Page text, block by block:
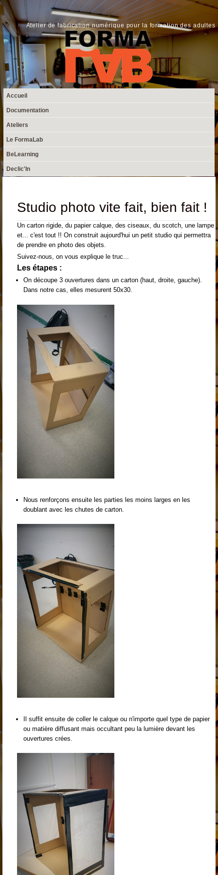
Aller au contenu principal
FormaLabAtelier de fabrication numérique pour la formation des adultes
Menu principal
Accueil
Documentation
Ateliers
Le FormaLab
BeLearning
Declic'In
Studio photo vite fait, bien fait !
Un carton rigide, du papier calque, des ciseaux, du scotch, une lampe
et... c'est tout !! On construit aujourd'hui un petit studio qui permettra
de prendre en photo des objets.
Suivez-nous, on vous explique le truc...
Les étapes :
On découpe 3 ouvertures dans un carton (haut, droite, gauche).
Dans notre cas, elles mesurent 50x30.
Nous renforçons ensuite les parties les moins larges en les
doublant avec les chutes de carton.
Il suffit ensuite de coller le calque ou n'importe quel type de papier
ou matière diffusant mais occultant peu la lumière devant les
ouvertures crées.